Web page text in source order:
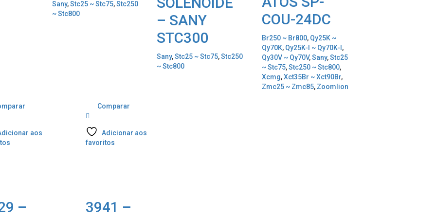
Sany,Stc25 ~ Stc75,Stc250
~ Stc800
– SANY
STC300
Sany,Stc25 ~ Stc75,Stc250
~ Stc800
COU-24DC
Br250 ~ Br800, Qy25K ~
Qy70K, Qy25K-I ~ Qy70K-I ,
Qy30V ~ Qy70V,Sany,Stc25
~ Stc75,Stc250 ~ Stc800,
Xcmg,Xct35Br ~ Xct90Br,
Zmc25 ~ Zmc85, Zoomlion
aos
–
Comparar
Adicionar aos
favoritos
3941 –